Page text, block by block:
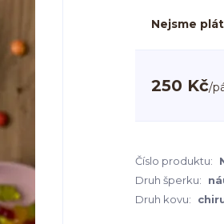
Nejsme
250 Kč/
Číslo produktu:
Druh šperku:
Druh kovu: